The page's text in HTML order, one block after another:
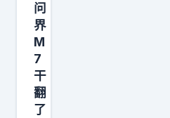
果
全
面
屏
时
代
问
界
M
7
干
翻
了